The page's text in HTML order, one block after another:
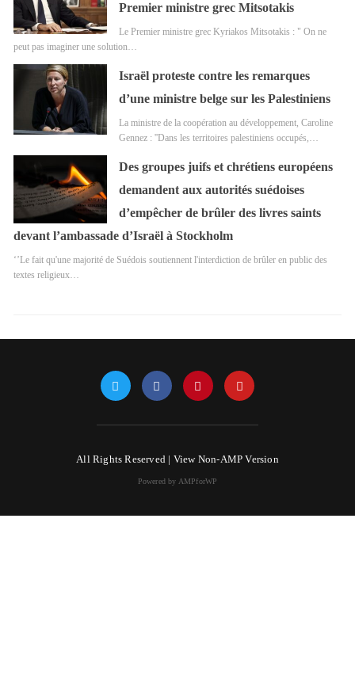
Premier ministre grec Mitsotakis
Le Premier ministre grec Kyriakos Mitsotakis : " On ne
peut pas imaginer une solution…
Israël proteste contre les remarques
d’une ministre belge sur les Palestiniens
La ministre de la coopération au développement, Caroline
Gennez : ''Dans les territoires palestiniens occupés,…
Des groupes juifs et chrétiens européens
demandent aux autorités suédoises
d’empêcher de brûler des livres saints
devant l’ambassade d’Israël à Stockholm
‘’Le fait qu'une majorité de Suédois soutiennent l'interdiction de brûler en public des
textes religieux…
All Rights Reserved | View Non-AMP Version
Powered by AMPforWP